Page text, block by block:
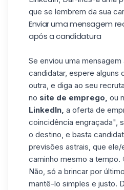
que se lembrem da sua
Enviar uma mensagem
após a candidatura
Se enviou uma
candidatar, espere alguns
outra, e diga ao seu
no site de emprego, ou
LinkedIn, a oferta de
coincidência engraçada",
o destino, e basta
previsões astrais, que ele/
caminho mesmo a tempo.
Não, só a brincar por
mantê-lo simples e justo.